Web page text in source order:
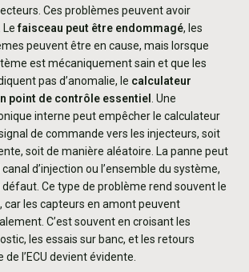
Ces problèmes peuvent avoir
Lefaisceau peut être endommagé, les
peuvent être en cause, mais lorsque
est mécaniquement sain et que les
pas d’anomalie, le calculateur
point de contrôle essentiel . Une
interne peut empêcher le calculateur
de commande vers les injecteurs, soit
soit de manière aléatoire. La panne peut
d’injection ou l’ensemble du système,
Ce type de problème rend souvent le
car les capteurs en amont peuvent
C’est souvent en croisant les
les essais sur banc, et les retours
l’ECU devient évidente.